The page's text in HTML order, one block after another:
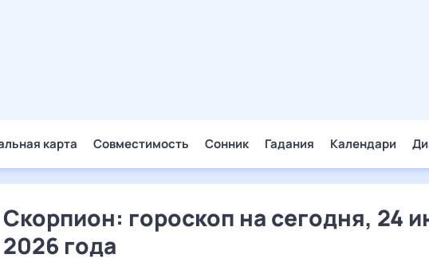
карта Совместимость Сонник Гадания Календари
Скорпион: гороскоп на сегодня, 24
2026 года